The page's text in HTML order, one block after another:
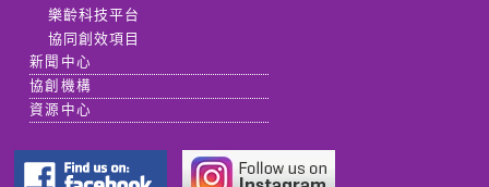
樂齡科技平台
協同創效項目
新聞中心
協創機構
資源中心